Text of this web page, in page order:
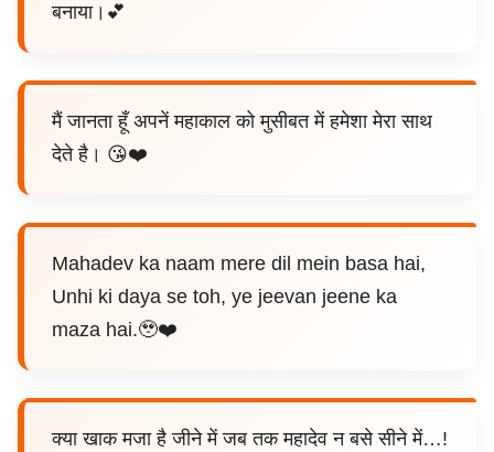
बनाया।💕
मैं जानता हूँ अपनें महाकाल को मुसीबत में हमेशा मेरा साथ
देते है। 😘❤️
Mahadev ka naam mere dil mein basa hai,
Unhi ki daya se toh, ye jeevan jeene ka
maza hai.🥹❤️
क्या खाक मजा है जीने में जब तक महादेव न बसे सीने में…!